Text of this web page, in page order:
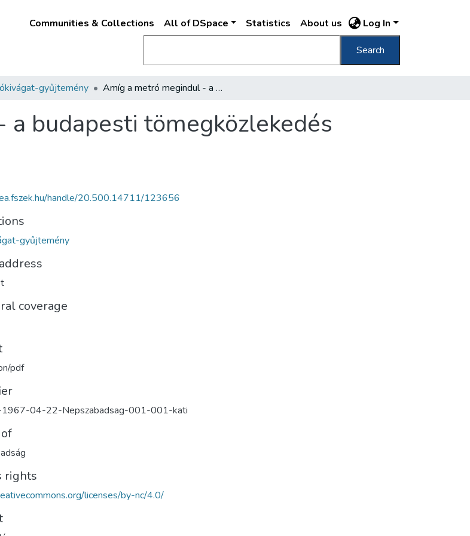
Communities & Collections All of DSpace Statistics About us Log In
Search
gyűjtemény Amíg a metró megindul - a budapesti tömegközlekedés tartalékai
budapesti tömegközlekedés
handle/20.500.14711/123656
gyűjtemény
coverage
pdf
04-22-Nepszabadsag-001-001-kati
rights
licenses/by-nc/4.0/